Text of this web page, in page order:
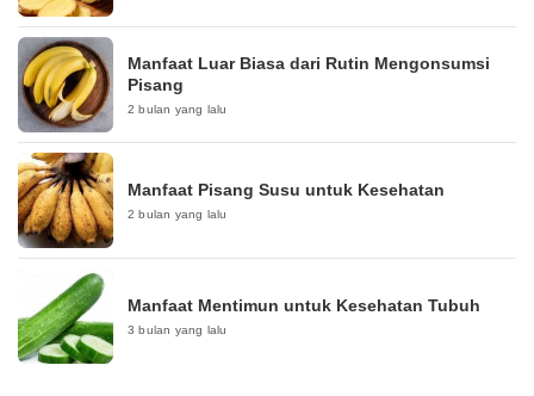
Manfaat Luar Biasa dari Rutin Mengonsumsi
Pisang
2 bulan yang lalu
Manfaat Pisang Susu untuk Kesehatan
2 bulan yang lalu
Manfaat Mentimun untuk Kesehatan Tubuh
3 bulan yang lalu